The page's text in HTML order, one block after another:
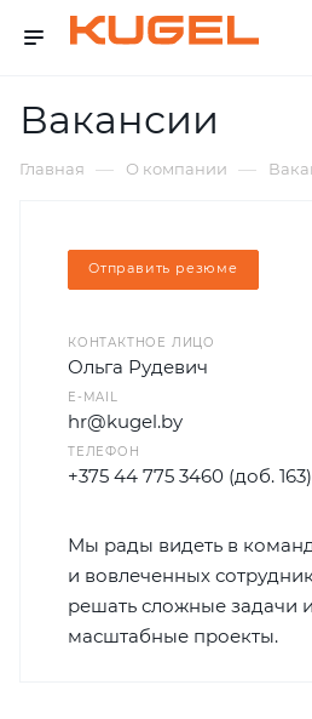
Вакансии
Главная — О компании —
Отправить резюме
КОНТАКТНОЕ ЛИЦО
Ольга Рудевич
E-MAIL
hr@kugel.by
ТЕЛЕФОН
+375 44 775 3460 (доб. 163)
Мы рады видеть в
и вовлеченных
решать сложные задачи
масштабные проекты.